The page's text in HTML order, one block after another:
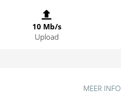
10 Mb/s
Upload
MEER INFO